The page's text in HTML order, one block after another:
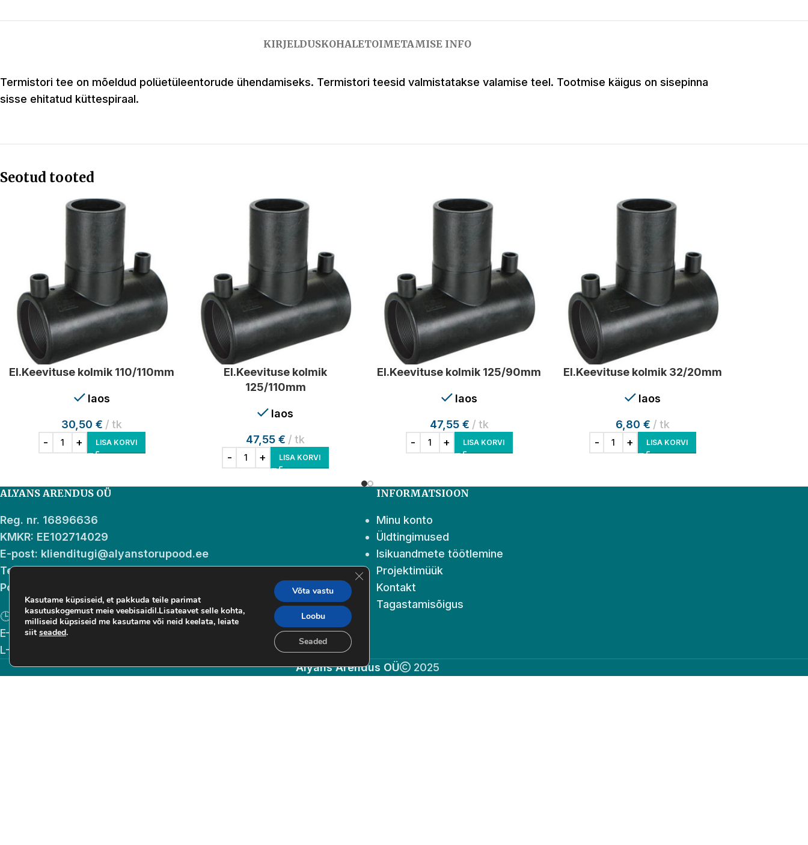
KIRJELDUSKOHALETOIMETAMISE INFO
Termistori tee on mõeldud polüetüleentorude ühendamiseks. Termistori teesid valmistatakse valamise teel. Tootmise käigus on sisepinna
sisse ehitatud küttespiraal.
Seotud tooted
El.Keevituse kolmik 110/110mm
laos
30,50€ tk
LISA KORVI
El.Keevituse kolmik
125/110mm
laos
47,55€ tk
LISA KORVI
El.Keevituse kolmik 125/90mm
laos
47,55 € tk
LISA KORVI
El.Keevituse kolmik 32/20mm
laos
6,80€ tk
LISA KORVI
ALYANS ARENDUS OÜ
Reg. nr. 16896636
KMKR: EE102714029
E-post: klienditugi@alyanstorupood.ee
Telefon: +37256914657
Pood: Kallasmaa tn 5a Maardu, 74111 Harju maakond
🕒
Lahtiolekuajad:
E–R: 10:00–19:00
L–P: 10:00–18:00
INFORMATSIOON
Minu konto
Üldtingimused
Isikuandmete töötlemine
Projektimüük
Kontakt
Tagastamisõigus
Alyans Arendus OÜ 2025
Kasutame küpsiseid, et pakkuda teile parimat
kasutuskogemust meie veebisaidil.Lisateavet selle kohta,
milliseid küpsiseid me kasutame või neid keelata, leiate
siit seaded.
Võta vastu
Loobu
Seaded
Close GDPR Cookie Banner